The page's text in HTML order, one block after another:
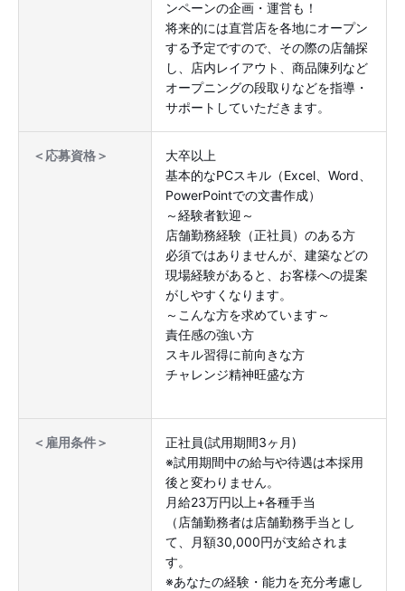
ンペーンの企画・運営も！
将来的には直営店を各地にオープン
する予定ですので、その際の店舗探
し、店内レイアウト、商品陳列など
オープニングの段取りなどを指導・
サポートしていただきます。
＜応募資格＞
大卒以上
基本的なPCスキル（Excel、Word、
PowerPointでの文書作成）
～経験者歓迎～
店舗勤務経験（正社員）のある方
必須ではありませんが、建築などの
現場経験があると、お客様への提案
がしやすくなります。
～こんな方を求めています～
責任感の強い方
スキル習得に前向きな方
チャレンジ精神旺盛な方
＜雇用条件＞
正社員(試用期間3ヶ月)
※試用期間中の給与や待遇は本採用
後と変わりません。
月給23万円以上+各種手当
（店舗勤務者は店舗勤務手当とし
て、月額30,000円が支給されま
す。
※あなたの経験・能力を充分考慮し